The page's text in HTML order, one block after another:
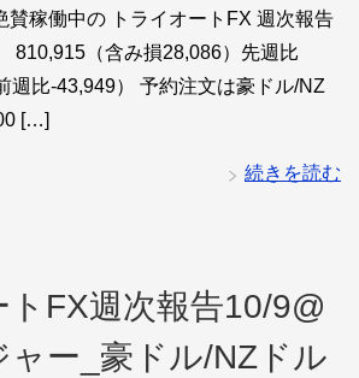
賛稼働中の トライオートFX 週次報告
810,915（含み損28,086）先週比
週比-43,949） 予約注文は豪ドル/NZ
[…]
続きを読む
トFX週次報告10/9@
ャー_豪ドル/NZドル